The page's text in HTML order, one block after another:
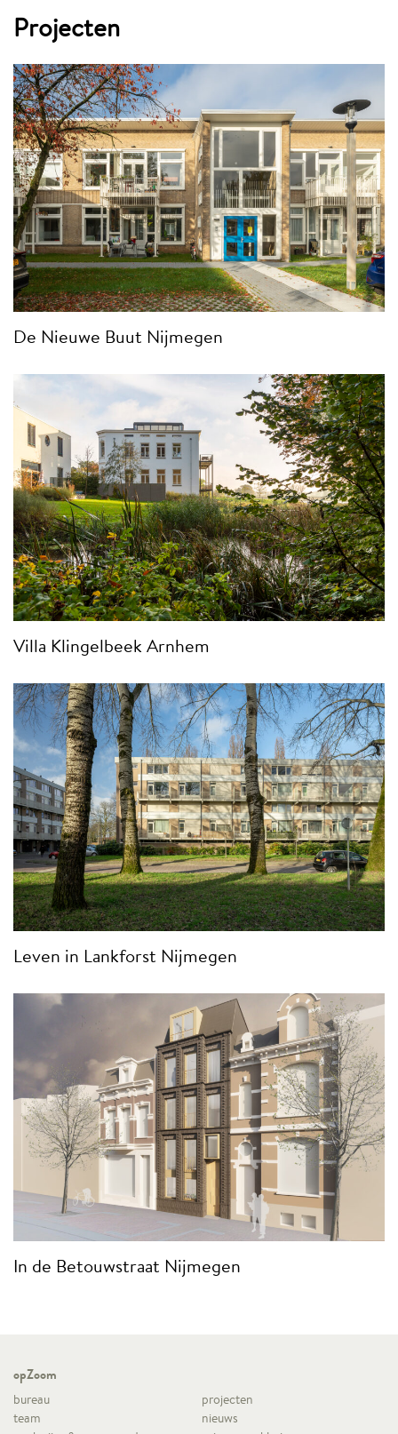
Projecten
De Nieuwe Buut Nijmegen
Villa Klingelbeek Arnhem
Leven in Lankforst Nijmegen
In de Betouwstraat Nijmegen
opZoom
bureau
projecten
team
nieuws